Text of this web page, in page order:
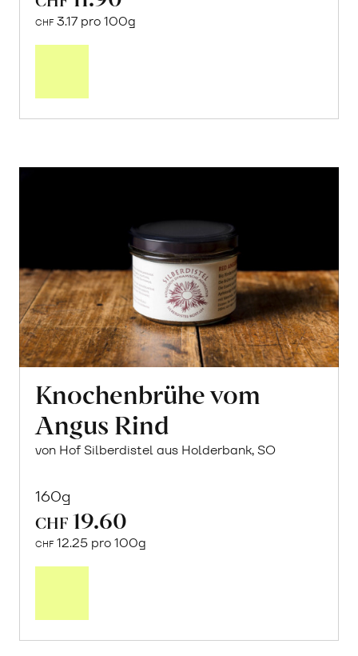
CHF 3.17 pro 100g
Knochenbrühe vom
Angus Rind
von Hof Silberdistel aus Holderbank, SO
160g
CHF 19.60
CHF 12.25 pro 100g